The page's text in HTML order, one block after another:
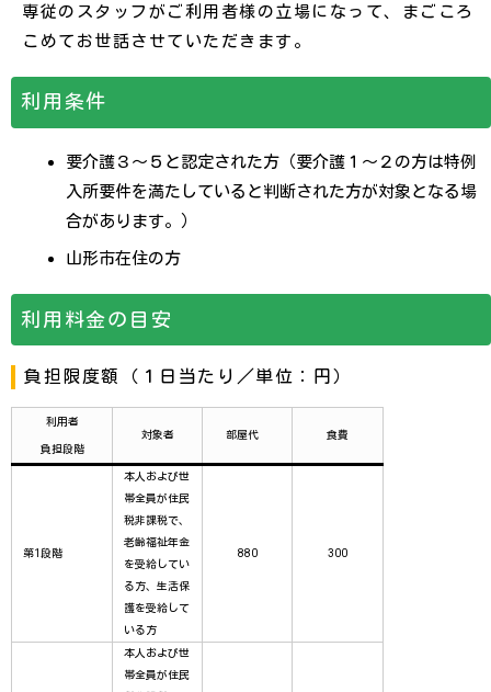
専従のスタッフがご利用者様の立場になって、まごころ
こめてお世話させていただきます。
利用条件
要介護３～５と認定された方（要介護１～２の方は特例
入所要件を満たしていると判断された方が対象となる場
合があります。）
山形市在住の方
利用料金の目安
負担限度額（１日当たり／単位：円）
利用者
負担段階
対象者 部屋代 食費
第1段階
本人および世
帯全員が住民
税非課税で、
老齢福祉年金
を受給してい
る方、生活保
護を受給して
いる方
880 300
本人および世
帯全員が住民